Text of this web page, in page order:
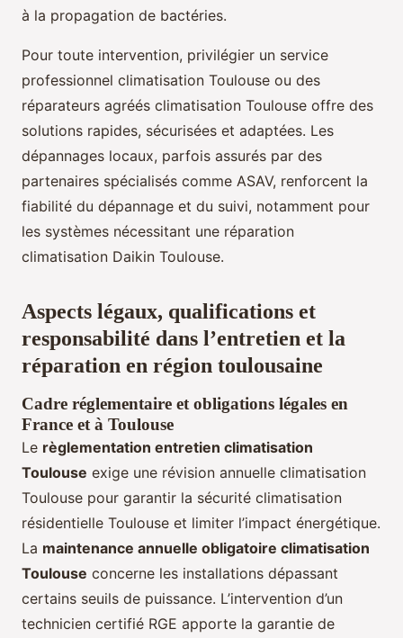
à la propagation de bactéries.
Pour toute intervention, privilégier un service
professionnel climatisation Toulouse ou des
réparateurs agréés climatisation Toulouse offre des
solutions rapides, sécurisées et adaptées. Les
dépannages locaux, parfois assurés par des
partenaires spécialisés comme ASAV, renforcent la
fiabilité du dépannage et du suivi, notamment pour
les systèmes nécessitant une réparation
climatisation Daikin Toulouse.
Aspects légaux, qualifications et
responsabilité dans l’entretien et la
réparation en région toulousaine
Cadre réglementaire et obligations légales en
France et à Toulouse
Le règlementation entretien climatisation
Toulouse exige une révision annuelle climatisation
Toulouse pour garantir la sécurité climatisation
résidentielle Toulouse et limiter l’impact énergétique.
La maintenance annuelle obligatoire climatisation
Toulouse concerne les installations dépassant
certains seuils de puissance. L’intervention d’un
technicien certifié RGE apporte la garantie de